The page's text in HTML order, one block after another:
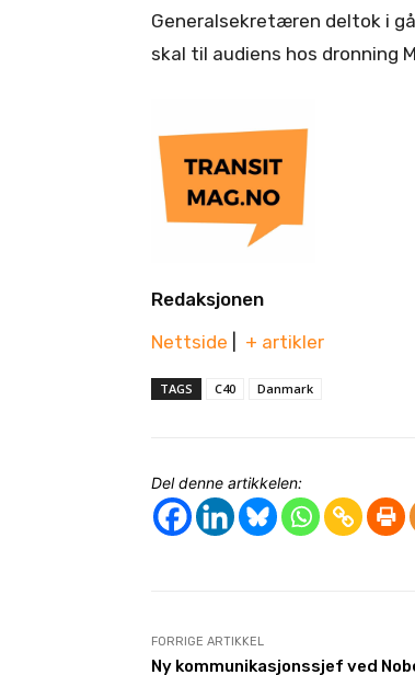
Generalsekretæren deltok i
skal til audiens hos dronning
Redaksjonen
Nettside
+ artikler
TAGS C40 Danmark
Del denne artikkelen:
FORRIGE ARTIKKEL
Ny kommunikasjonssjef ved